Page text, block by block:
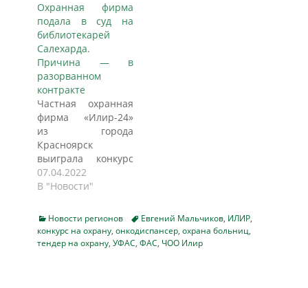
миллионов рублей.
Об этом URA.RU
сообщил
руководитель ЧОО
«Илир» Евгений
Мальчиков. Также
он отправил
URA.RU копии
судебных решений,
доказывающие
незаконность
проводимых
внеплановых
проверок со
«Арбитражный суд
ЯНАО, рассмотрев в
судебном онлайн-
Охранная фирма
подала в суд на
библиотекарей
Салехарда.
Причина — в
разорванном
контракте
Частная охранная
фирма «Илир-24»
из города
Красноярск
выиграла конкурс
по оказанию
охранных услуг
библиотечной
системе города
Салехарда (ЯНАО),
07.04.2022
В "Новости"
Categories
Новости регионов TagsЕвгений Мальчиков, ИЛИР,
конкурс на охрану, онкодиспансер, охрана больниц,
тендер на охрану, УФАС, ФАС, ЧОО Илир